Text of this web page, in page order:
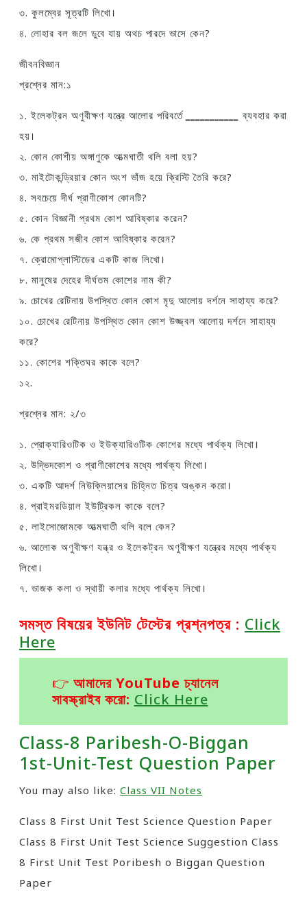
৩. কুলম্বের সূত্রটি লিখো।
৪. লোহার বল জলে ডুবে যায় অথচ পারদে ভাসে কেন?
জীবনবিজ্ঞান
প্রশ্নের মান:১
১. ইলেকট্রন অণুবীক্ষণ যন্ত্রে আলোর পরিবর্তে
ব্যবহার করা
হয়।
২. কোন কোশীয় অঙ্গাণুকে আত্মঘাতী থলি বলা হয়?
৩. মাইটোকন্ড্রিয়ার কোন অংশ ভাঁজ হয়ে ক্রিস্টি তৈরি করে?
৪. সবচেয়ে দীর্ঘ প্রাণীকোশ কোনটি?
৫. কোন বিজ্ঞানী প্রথম কোশ আবিষ্কার করেন?
৬. কে প্রথম সজীব কোশ আবিষ্কার করেন?
৭. ক্রোমোপ্লাস্টিডের একটি কাজ লিখো।
৮. মানুষের দেহের দীর্ঘতম কোশের নাম কী?
৯. চোখের রেটিনায় উপস্থিত কোন কোশ মৃদু আলোয় দর্শনে সাহায্য করে?
১০. চোখের রেটিনায় উপস্থিত কোন কোশ উজ্জ্বল আলোয় দর্শনে সাহায্য
করে?
১১. কোশের শক্তিঘর কাকে বলে?
১২.
প্রশ্নের মান: ২/৩
১. প্রোক্যারিওটিক ও ইউক্যারিওটিক কোশের মধ্যে পার্থক্য লিখো।
২. উদ্ভিদকোশ ও প্রাণীকোশের মধ্যে পার্থক্য লিখো।
৩. একটি আদর্শ নিউক্লিয়াসের চিহ্নিত চিত্র অঙ্কন করো।
৪. প্রাইমরডিয়াল ইউট্রিকল কাকে বলে?
৫. লাইসোজোমকে আত্মঘাতী থলি বলে কেন?
৬. আলোক অণুবীক্ষণ যন্ত্র ও ইলেকট্রন অণুবীক্ষণ যন্ত্রের মধ্যে পার্থক্য
লিখো।
৭. ভাজক কলা ও স্থায়ী কলার মধ্যে পার্থক্য লিখো।
সমস্ত বিষয়ের ইউনিট টেস্টের প্রশ্নপত্র : Click
Here
👉 আমাদের YouTube চ্যানেল
সাবস্ক্রাইব করো: Click Here
Class-8 Paribesh-O-Biggan
1st-Unit-Test Question Paper
You may also like: Class VII Notes
Class 8 First Unit Test Science Question Paper
Class 8 First Unit Test Science Suggestion Class
8 First Unit Test Poribesh o Biggan Question
Paper